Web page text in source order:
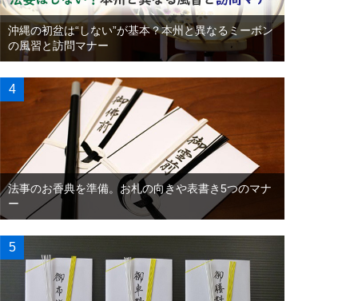
沖縄の初盆は“しない”が基本？本州と異なるミーボン
の風習と訪問マナー
法事のお香典を準備。お札の向きや表書き5つのマナ
ー